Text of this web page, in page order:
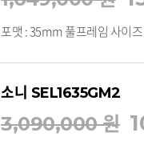
포맷 : 35mm 풀프레임 사이
소니 SEL1635GM2
3,090,000 원